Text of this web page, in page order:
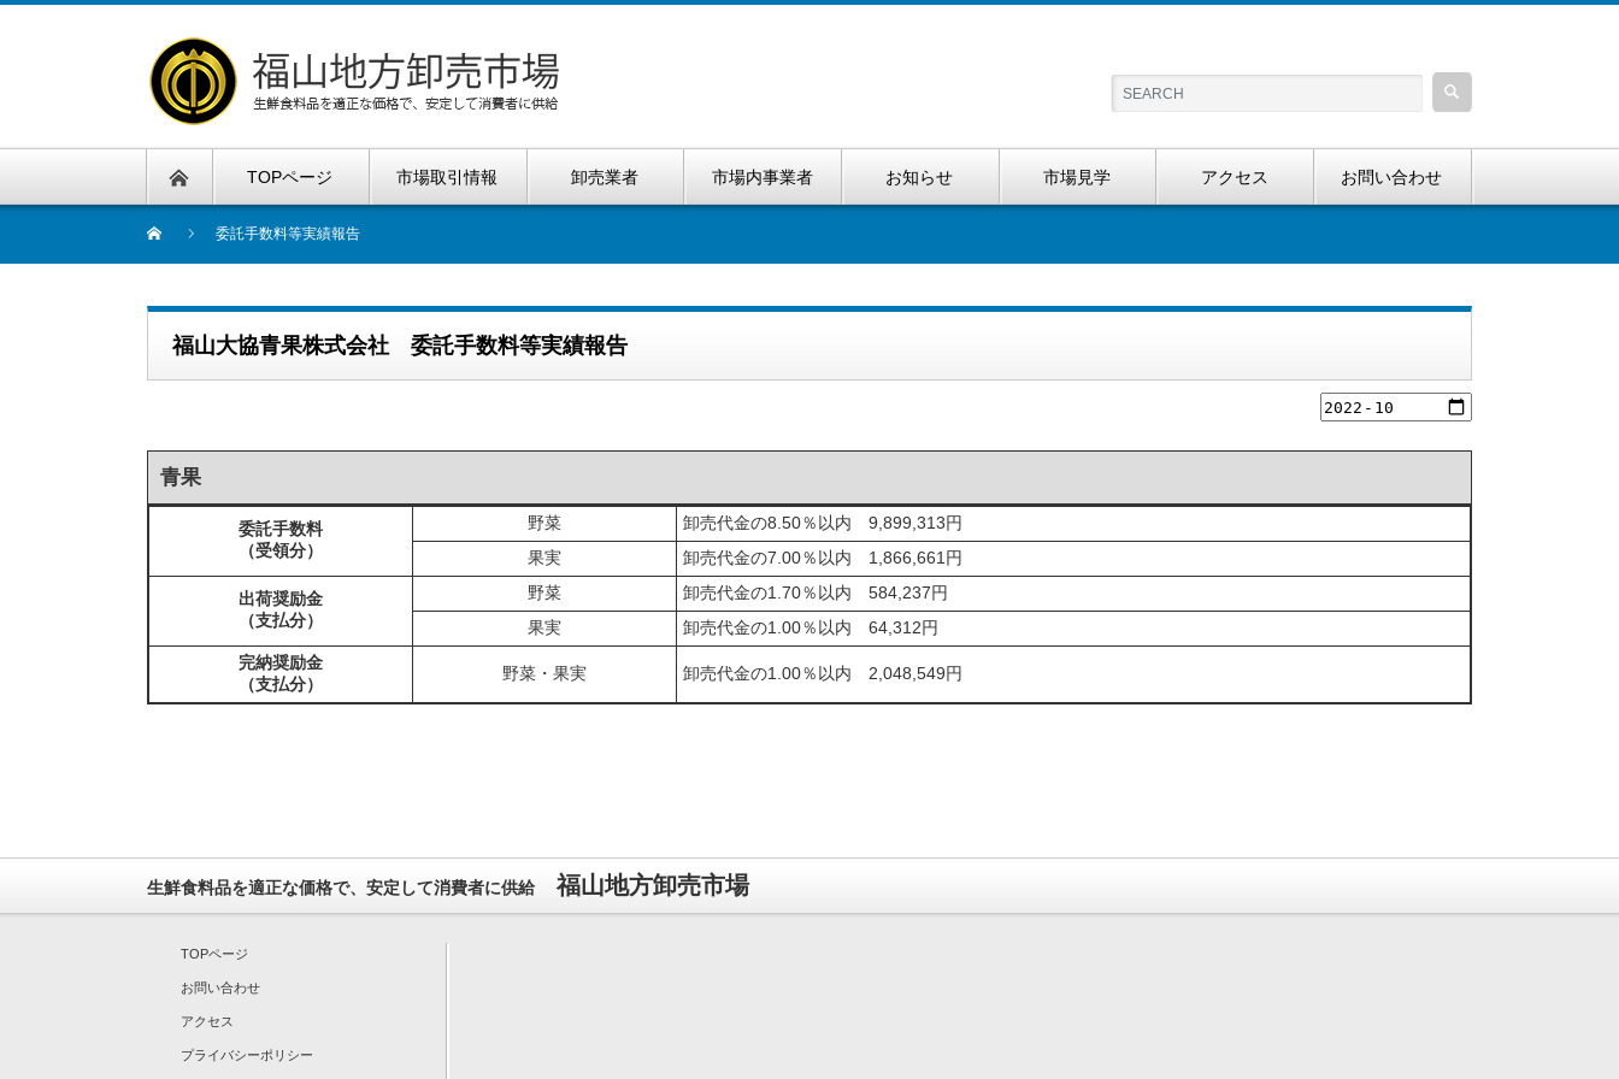
TOPページ 市場取引情報 卸売業者 市場内事業者 お知らせ 市場見学 アクセス お問い合わせ
委託手数料等実績報告
福山大協青果株式会社 委託手数料等実績報告
青果
委託手数料
（受領分）
野菜
卸売代金の8.50％以内 9,899,313円
果実
卸売代金の7.00％以内 1,866,661円
出荷奨励金
（支払分）
野菜
卸売代金の1.70％以内 584,237円
果実
卸売代金の1.00％以内 64,312円
完納奨励金
（支払分）
野菜・果実 卸売代金の1.00％以内 2,048,549円
生鮮食料品を適正な価格で、安定して消費者に供給 福山地方卸売市場
TOPページ
お問い合わせ
アクセス
プライバシーポリシー